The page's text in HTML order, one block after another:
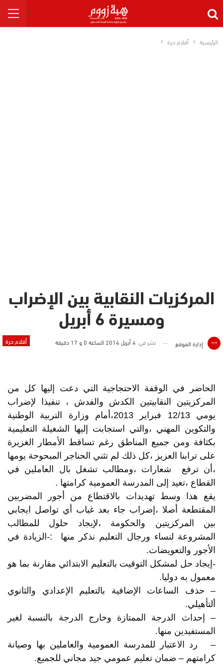
الرئيسية أقلام حرة
المركزيات النقابية بين الإضراب
ومسيرة 6 أبريل
أقلام حرة إدارة الموقع نشر في 4 أبريل 2014 الساعة 0 و 17 دقيقة
الحاضر في الوقفة الاحتجاجية التي دعت إليها كل من
المركزيتين النقابيتين الكدش والفدش ، تنفيذا لإضراب
يومي 12/13 فبراير 2013،أمام وزارة التربية الوطنية
والتكوين المهني ،والتي استجابت إليها الشغيلة التعليمية
بكثافة ومن جميع المناطق رغم تساقط الأمطار الغزيرة
على ترابنا العزيز ،كل ذلك لم تثني الحناجر المبحوحة يومها
،أن ترفع شعارات ،ومطالب تشغل بال العاملين في
القطاع ،تعيد إلى المدرسة العمومية كرامتها .
يقع هذا وسط تهديدات بالاقتطاع من أجور المضربين
المقتطعة أصلا ،إضراب جاء بعد غياب أي تواصل ايجابي
بين المركزيتين والحكومة ،لإيجاد حلول للمطالب
المشروعة لنساء ورجال التعليم نذكر منها :-الزيادة في
الأجور والتعويضات.
-إيجاد حل لمشكل التوقيت بالتعليم الابتدائي مقارنة بما هو
معمول به دوليا.
– حذف الساعات الإضافية بالتعليم الإعدادي والثانوي
ألتأهيلي.
– إحداث الدرجة الممتازة وخارج الدرجة بالنسبة لغير
المستفيدين منها.
– رد الاعتبار للمدرسة العمومية والعاملين بها وصيانة
كرامتهم – ضمان تعليم عمومي جيد مجاني للجميع.